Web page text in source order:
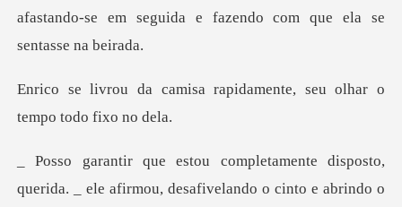
a rapidamente, seu olhar
ida. _ ele afirmou, desafivelando o cinto e abrindo o